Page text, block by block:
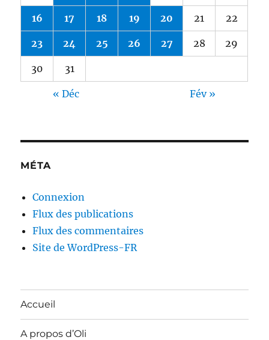
16 17 18 19 20 21 22
23 24 25 26 27 28 29
30 31
« Déc Fév »
MÉTA
Connexion
Flux des publications
Flux des commentaires
Site de WordPress-FR
Accueil
A propos d’Oli